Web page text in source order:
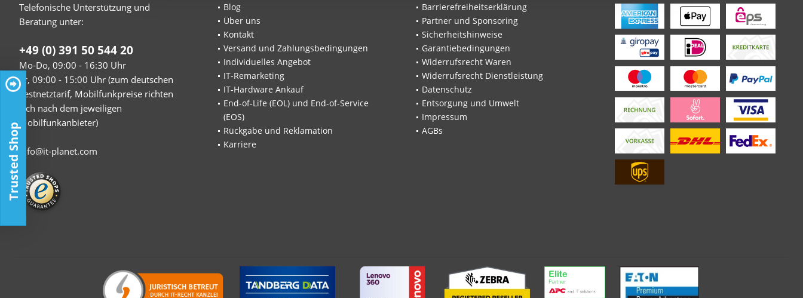
zu.*
Felder mit * sind Pflichtfelder
Senden
Telefonische Unterstützung und
Beratung unter:
+49 (0) 391 50 544 20
Mo-Do, 09:00 - 16:30 Uhr
Fr, 09:00 - 15:00 Uhr (zum deutschen
Festnetztarif, Mobilfunkpreise richten
sich nach dem jeweiligen
Mobilfunkanbieter)
info@it-planet.com
Blog
Über uns
Kontakt
Versand und Zahlungsbedingungen
Individuelles Angebot
IT-Remarketing
IT-Hardware Ankauf
End-of-Life (EOL) und End-of-Service
(EOS)
Rückgabe und Reklamation
Karriere
Barrierefreiheitserklärung
Partner und Sponsoring
Sicherheitshinweise
Garantiebedingungen
Widerrufsrecht Waren
Widerrufsrecht Dienstleistung
Datenschutz
Entsorgung und Umwelt
Impressum
AGBs
Trusted Shop